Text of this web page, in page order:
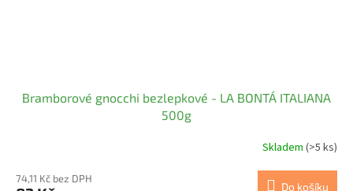
Bramborové gnocchi bezlepkové - LA BONTÁ ITALIANA
500g
Skladem (>5 ks)
74,11 Kč bez DPH
Do košíku